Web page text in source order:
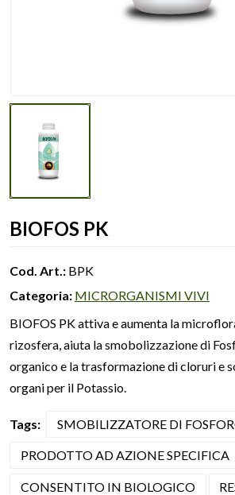
BIOFOS PK
Cod. Art.: BPK
Categoria: MICRORGANISMI VIVI
BIOFOS PK attiva e aumenta la
rizosfera, aiuta la smobolizzazione di
organico e la trasformazione di cloruri e
organi per il Potassio.
Tags: SMOBILIZZATORE DI
PRODOTTO AD AZIONE SPECIFICA
CONSENTITO IN BIOLOGICO